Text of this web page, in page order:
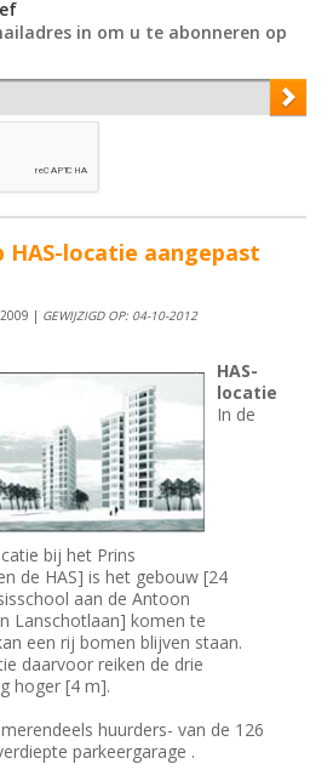
in om u te abonneren op
HAS-locatie aangepast
| GEWIJZIGD OP: 04-10-2012
HAS-
locatie
In de
bij het Prins
de HAS] is het gebouw [24
aan de Antoon
Lanschotlaan] komen te
een rij bomen blijven staan.
daarvoor reiken de drie
hoger [4 m].
huurders- van de 126
parkeergarage .